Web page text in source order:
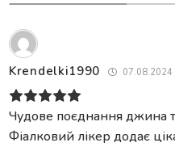
Krendelki1990 07.08.2024
Чудове поєднання джина
Фіалковий лікер додає